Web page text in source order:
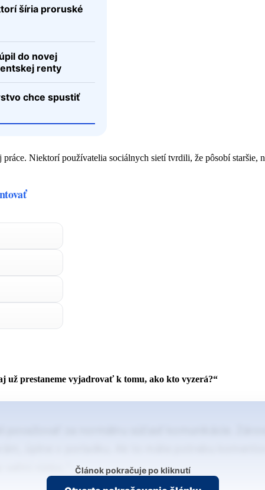
šíria proruské
do novej
renty
chce spustiť
Niektorí používatelia sociálnych sietí tvrdili, že pôsobí
už prestaneme vyjadrovať k tomu, ako kto vyzerá?“
veľmi nízko,“…Článok pokračuje po kliknutí